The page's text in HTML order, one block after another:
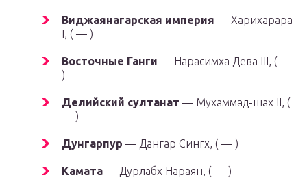
Виджаянагарская империя — Харихарара
I, ( — )
Восточные Ганги — Нарасимха Дева III, ( —
)
Делийский султанат — Мухаммад-шах II, (
— )
Дунгарпур — Дангар Сингх, ( — )
Камата — Дурлабх Нараян, ( — )